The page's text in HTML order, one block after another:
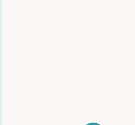
قبل شروع دوره،